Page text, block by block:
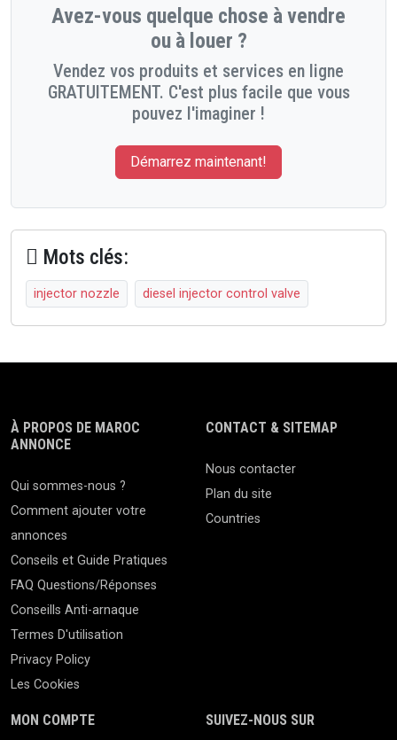
Avez-vous quelque chose à vendre
ou à louer ?
Vendez vos produits et services en ligne
GRATUITEMENT. C'est plus facile que vous
pouvez l'imaginer !
Démarrez maintenant!
Mots clés:
injector nozzle diesel injector control valve
À PROPOS DE MAROC
ANNONCE
Qui sommes-nous ?
Comment ajouter votre
annonces
Conseils et Guide Pratiques
FAQ Questions/Réponses
Conseills Anti-arnaque
Termes D'utilisation
Privacy Policy
Les Cookies
CONTACT & SITEMAP
Nous contacter
Plan du site
Countries
MON COMPTE SUIVEZ-NOUS SUR